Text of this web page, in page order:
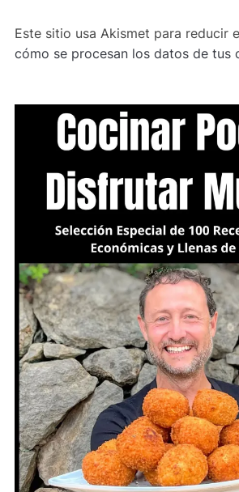
Este sitio usa Akismet para reducir
cómo se procesan los datos de tus